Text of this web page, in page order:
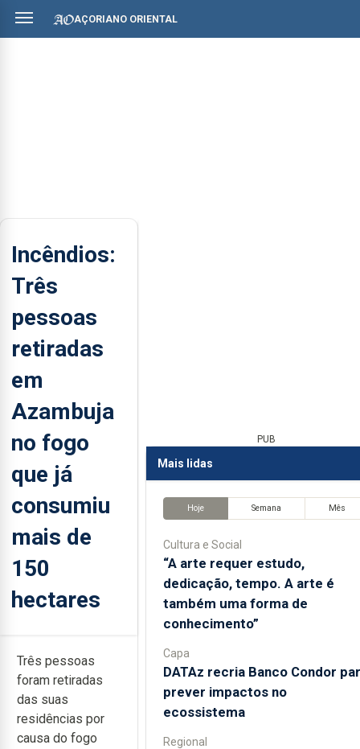
AÇORIANO ORIENTAL
Incêndios:
Três
pessoas
retiradas
em
Azambuja
no fogo
que já
consumiu
mais de
150
hectares
Três pessoas
foram retiradas
das suas
residências por
causa do fogo
PUB
Mais lidas
Hoje Semana Mês
Cultura e Social
“A arte requer estudo,
dedicação, tempo. A arte é
também uma forma de
conhecimento”
Capa
DATAz recria Banco Condor
prever impactos no
ecossistema
Regional